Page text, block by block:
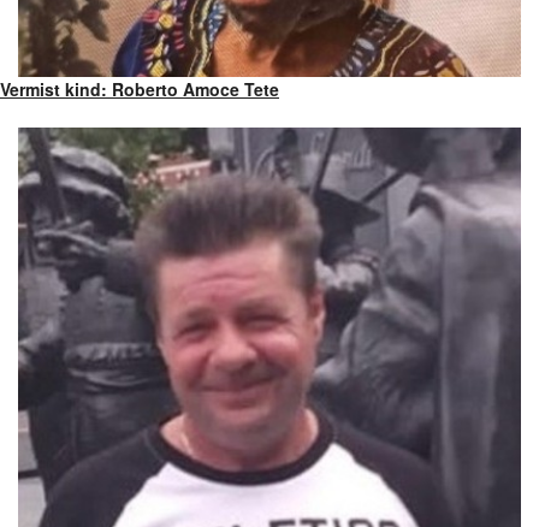
Vermist kind: Roberto Amoce Tete